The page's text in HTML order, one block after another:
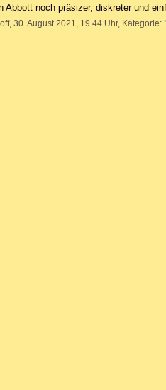
Abbott noch präsizer, diskreter und
30. August 2021, 19.44 Uhr, Kategorie: